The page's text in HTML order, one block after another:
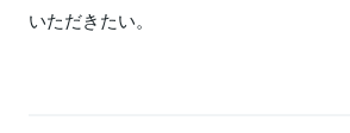
いただきたい。